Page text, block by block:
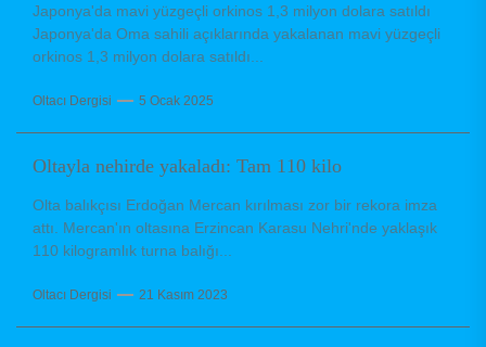
Japonya'da mavi yüzgeçli orkinos 1,3 milyon dolara satıldı
Japonya'da Oma sahili açıklarında yakalanan mavi yüzgeçli
orkinos 1,3 milyon dolara satıldı...
Oltacı Dergisi 5 Ocak 2025
Oltayla nehirde yakaladı: Tam 110 kilo
Olta balıkçısı Erdoğan Mercan kırılması zor bir rekora imza
attı. Mercan'ın oltasına Erzincan Karasu Nehri'nde yaklaşık
110 kilogramlık turna balığı...
Oltacı Dergisi 21 Kasım 2023